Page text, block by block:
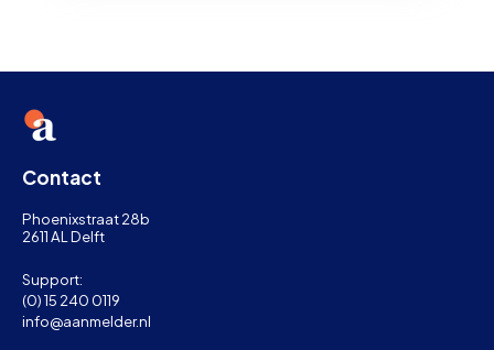
Contact
Phoenixstraat 28b
2611 AL Delft
Support:
(0) 15 240 0119
info@aanmelder.nl